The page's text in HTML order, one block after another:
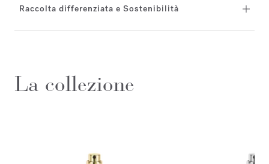
Raccolta differenziata e Sostenibilità
La collezione